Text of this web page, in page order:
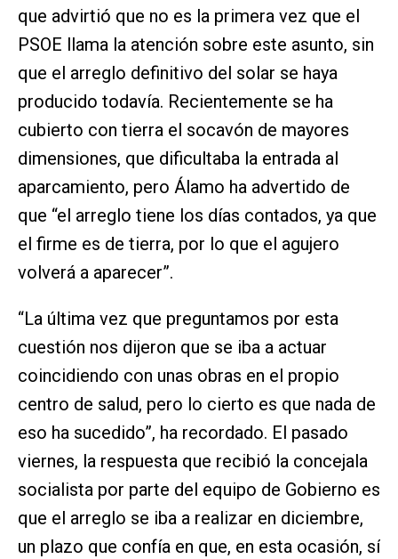
que advirtió que no es la primera vez que el
PSOE llama la atención sobre este asunto, sin
que el arreglo definitivo del solar se haya
producido todavía. Recientemente se ha
cubierto con tierra el socavón de mayores
dimensiones, que dificultaba la entrada al
aparcamiento, pero Álamo ha advertido de
que “el arreglo tiene los días contados, ya que
el firme es de tierra, por lo que el agujero
volverá a aparecer”.
“La última vez que preguntamos por esta
cuestión nos dijeron que se iba a actuar
coincidiendo con unas obras en el propio
centro de salud, pero lo cierto es que nada de
eso ha sucedido”, ha recordado. El pasado
viernes, la respuesta que recibió la concejala
socialista por parte del equipo de Gobierno es
que el arreglo se iba a realizar en diciembre,
un plazo que confía en que, en esta ocasión, sí